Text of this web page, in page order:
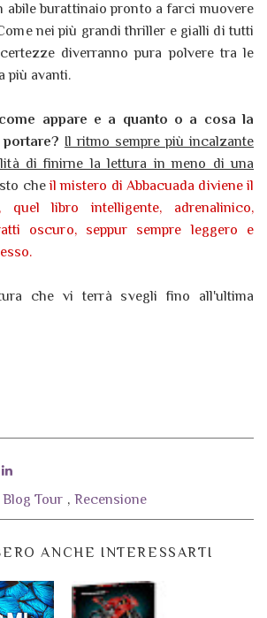
abile burattinaio pronto a farci muovere
nei più grandi thriller e gialli di tutti
diverranno pura polvere tra le
più avanti.
appare e a quanto o a cosa la
Il ritmo sempre più incalzante
di finirne la lettura in meno di una
cheil mistero di Abbacuada diviene il
quel libro intelligente, adrenalinico,
oscuro, seppur sempre leggero e
che vi terrà svegli fino all'ultima
Blog Tour , Recensione
ANCHE INTERESSARTI